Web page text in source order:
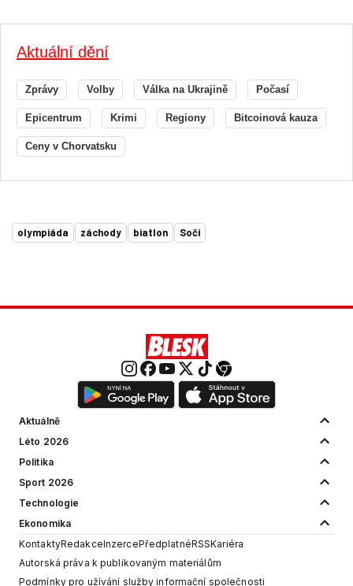
Aktuální dění
Zprávy Volby Válka na Ukrajině Počasí
Epicentrum Krimi Regiony Bitcoinová kauza
Ceny v Chorvatsku
olympiáda záchody biatlon Soči
Aktuálně
Léto 2026
Politika
Sport 2026
Technologie
Ekonomika
KontaktyRedakceInzercePředplatnéRSSKariéra
Autorská práva k publikovaným materiálům
Podmínky pro užívání služby informační společnosti